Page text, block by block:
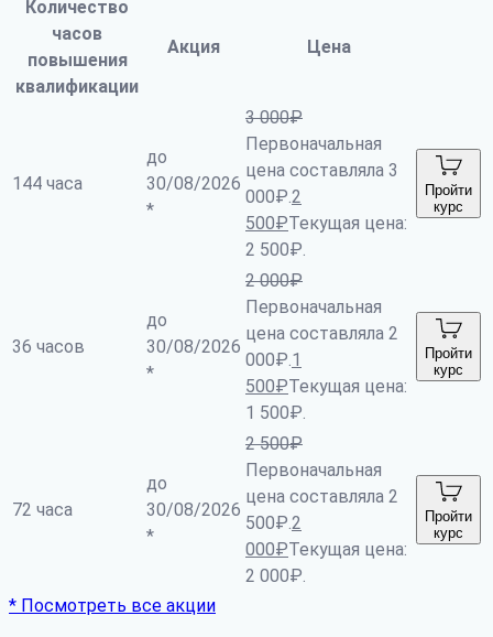
Количество
часов
повышения
квалификации
Акция Цена
144 часа
до
30/08/2026
*
3 000₽
Первоначальная
цена составляла 3
000₽.2
500₽Текущая цена:
2 500₽.
Пройти
курс
36 часов
до
30/08/2026
*
2 000₽
Первоначальная
цена составляла 2
000₽.1
500₽Текущая цена:
1 500₽.
Пройти
курс
72 часа
до
30/08/2026
*
2 500₽
Первоначальная
цена составляла 2
500₽.2
000₽Текущая цена:
2 000₽.
Пройти
курс
* Посмотреть все акции